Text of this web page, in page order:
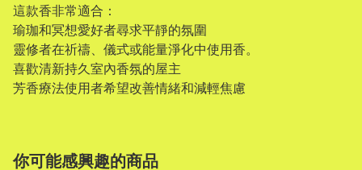
這款香非常適合：
瑜珈和冥想愛好者尋求平靜的氛圍
靈修者在祈禱、儀式或能量淨化中使用香。
喜歡清新持久室內香氛的屋主
芳香療法使用者希望改善情緒和減輕焦慮
你可能感興趣的商品